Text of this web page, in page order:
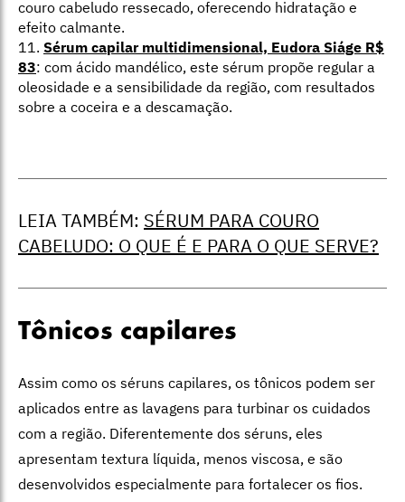
couro cabeludo ressecado, oferecendo hidratação e
efeito calmante.
11. Sérum capilar multidimensional, Eudora Siáge R$
83: com ácido mandélico, este sérum propõe regular a
oleosidade e a sensibilidade da região, com resultados
sobre a coceira e a descamação.
LEIA TAMBÉM: SÉRUM PARA COURO
CABELUDO: O QUE É E PARA O QUE SERVE?
Tônicos capilares
Assim como os séruns capilares, os tônicos podem ser
aplicados entre as lavagens para turbinar os cuidados
com a região. Diferentemente dos séruns, eles
apresentam textura líquida, menos viscosa, e são
desenvolvidos especialmente para fortalecer os fios.